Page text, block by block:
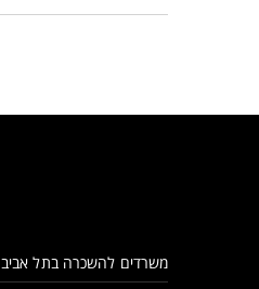
משרדים להשכרה בתל אביב